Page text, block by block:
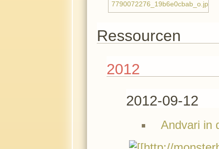
Ressourcen
2012
2012-09-12
Andvari in